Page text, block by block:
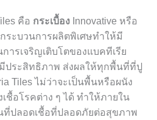
คือ กระเบื้อง Innovative หรือ
ระบวนการผลิตพิเศษทำให้มี
รเจริญเติบโตของแบคทีเรีย
ประสิทธิภาพ ส่งผลให้ทุกพื้นที่ที่ปู
Tilesไม่ว่าจะเป็นพื้นหรือผนัง
ชื้อโรคต่าง ๆ ได้ ทำให้ภายใน
ที่ปลอดเชื้อที่ปลอดภัยต่อสุขภาพ